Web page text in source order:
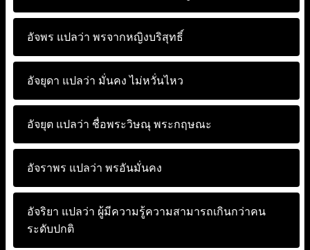
อัจพร แปลว่า พรจากหญิงบริสุทธิ์
อัจยุดา แปลว่า มั่นคง ไม่หวั่นไหว
อัจยุต แปลว่า ชื่อพระวิษณุ พระกฤษณะ
อัจราพร แปลว่า พรอันมั่นคง
อัจริยา แปลว่า ผู้มีความรู้ความสามารถเกินกว่าคน
ระดับปกติ